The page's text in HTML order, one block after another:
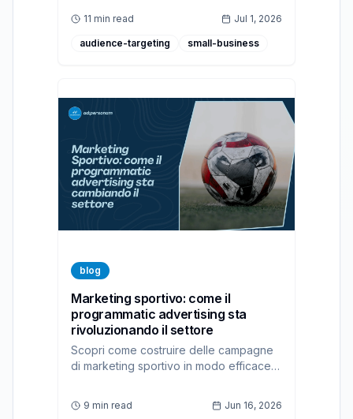
11 min read Jul 1, 2026
audience-targeting small-business
blog
Marketing sportivo: come il
programmatic advertising sta
rivoluzionando il settore
Scopri come costruire delle campagne
di marketing sportivo in modo efficace
9 min read Jun 16, 2026